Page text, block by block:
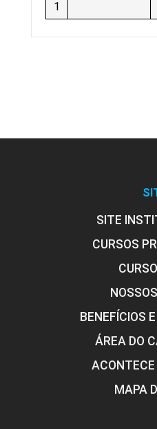
1
SITE
CURSOS
BENEFÍCIOS
ÁREA DO
ACONTECE
MAPA